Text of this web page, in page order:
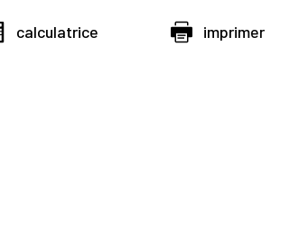
calculatrice imprimer